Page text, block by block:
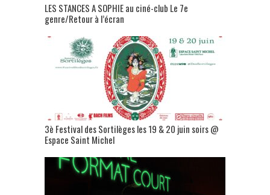
LES STANCES A SOPHIE au ciné-club Le 7e
genre/Retour à l’écran
3è Festival des Sortilèges les 19 & 20 juin soirs @
Espace Saint Michel